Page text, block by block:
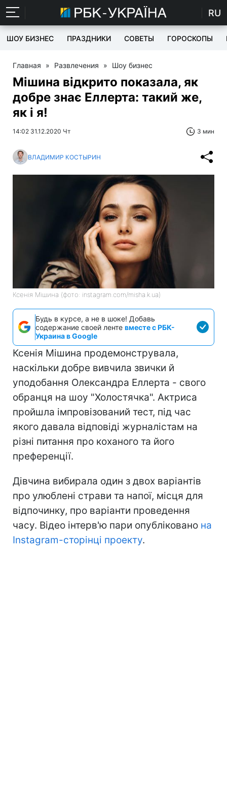
RU
ШОУ БИЗНЕС ПРАЗДНИКИ СОВЕТЫ ГОРОСКОПЫ
Главная » Развлечения » Шоу бизнес
Мішина відкрито показала, як
добре знає Еллерта: такий же,
як і я!
14:02 31.12.2020 Чт 3 мин
ВЛАДИМИР КОСТЫРИН
Ксенія Мішина (фото: instagram.com/misha.k.ua)
Будь в курсе, а не в шоке! Добавь
содержание своей ленте вместе с РБК-
Украина в Google
Ксенія Мішина продемонструвала,
наскільки добре вивчила звички й
уподобання Олександра Еллерта - свого
обранця на шоу "Холостячка". Актриса
пройшла імпровізований тест, під час
якого давала відповіді журналістам на
різні питання про коханого та його
преференції.
Дівчина вибирала один з двох варіантів
про улюблені страви та напої, місця для
відпочинку, про варіанти проведення
часу. Відео інтерв'ю пари опубліковано на
Instagram-сторінці проекту.